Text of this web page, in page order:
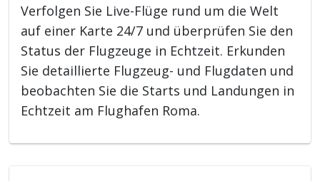
Verfolgen Sie Live-Flüge rund um die Welt
auf einer Karte 24/7 und überprüfen Sie den
Status der Flugzeuge in Echtzeit. Erkunden
Sie detaillierte Flugzeug- und Flugdaten und
beobachten Sie die Starts und Landungen in
Echtzeit am Flughafen Roma.